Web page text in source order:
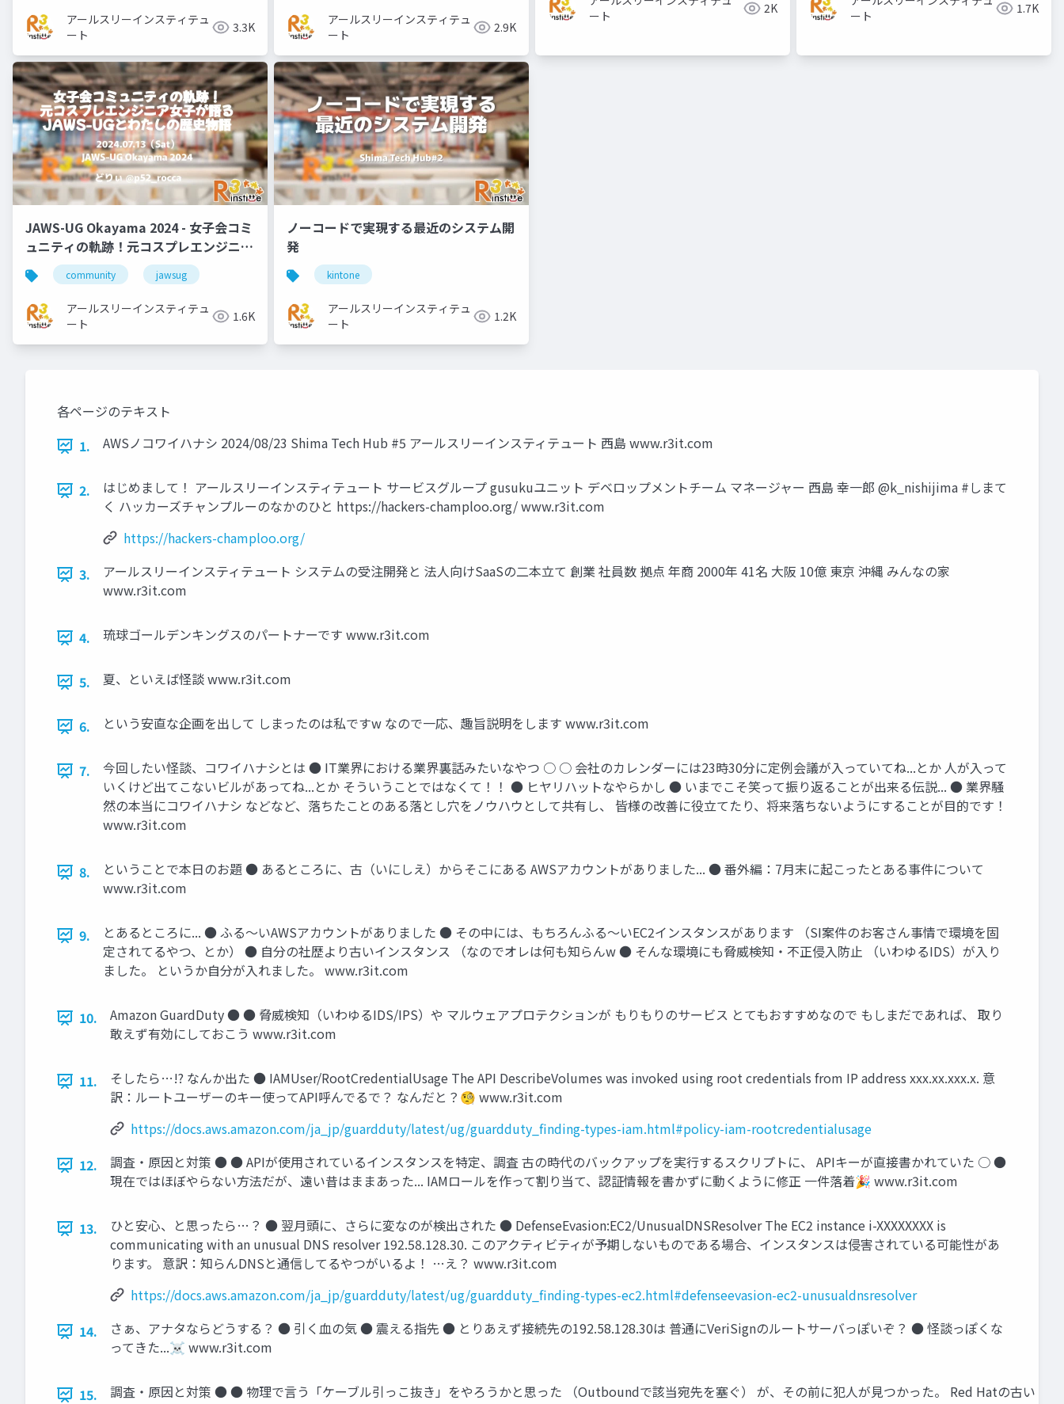
アールスリーインスティテュ
ート
3.3K
アールスリーインスティテュ
ート
2.9K
ート
2K
ート
1.7K
JAWS-UG Okayama 2024 - 女子会コミ
ュニティの軌跡！元コスプレエンジニア
女子が語るJAWS-UGとわたしの歴史物
語
community jawsug
アールスリーインスティテュ
ート
1.6K
ノーコードで実現する最近のシステム開
発
kintone
アールスリーインスティテュ
ート
1.2K
各ページのテキスト
1.
AWSノコワイハナシ 2024/08/23 Shima Tech Hub #5 アールスリーインスティテュート 西島 www.r3it.com
2.
はじめまして！ アールスリーインスティテュート サービスグループ gusukuユニット デベロップメントチーム マネージャー 西島 幸一郎 @k_nishijima #しまて
く ハッカーズチャンプルーのなかのひと https://hackers-champloo.org/ www.r3it.com
https://hackers-champloo.org/
3.
アールスリーインスティテュート システムの受注開発と 法人向けSaaSの二本立て 創業 社員数 拠点 年商 2000年 41名 大阪 10億 東京 沖縄 みんなの家
www.r3it.com
4. 琉球ゴールデンキングスのパートナーです www.r3it.com
5. 夏、といえば怪談 www.r3it.com
6. という安直な企画を出して しまったのは私ですw なので一応、趣旨説明をします www.r3it.com
7.
今回したい怪談、コワイハナシとは ● IT業界における業界裏話みたいなやつ ○ ○ 会社のカレンダーには23時30分に定例会議が入っていてね...とか 人が入って
いくけど出てこないビルがあってね...とか そういうことではなくて！！ ● ヒヤリハットなやらかし ● いまでこそ笑って振り返ることが出来る伝説... ● 業界騒
然の本当にコワイハナシ などなど、落ちたことのある落とし穴をノウハウとして共有し、 皆様の改善に役立てたり、将来落ちないようにすることが目的です！
www.r3it.com
8.
ということで本日のお題 ● あるところに、古（いにしえ）からそこにある AWSアカウントがありました... ● 番外編：7月末に起こったとある事件について
www.r3it.com
9.
とあるところに... ● ふる〜いAWSアカウントがありました ● その中には、もちろんふる〜いEC2インスタンスがあります （SI案件のお客さん事情で環境を固
定されてるやつ、とか） ● 自分の社歴より古いインスタンス （なのでオレは何も知らんw ● そんな環境にも脅威検知・不正侵入防止 （いわゆるIDS）が入り
ました。 というか自分が入れました。 www.r3it.com
10.
Amazon GuardDuty ● ● 脅威検知（いわゆるIDS/IPS）や マルウェアプロテクションが もりもりのサービス とてもおすすめなので もしまだであれば、 取り
敢えず有効にしておこう www.r3it.com
11.
そしたら…!? なんか出た ● IAMUser/RootCredentialUsage The API DescribeVolumes was invoked using root credentials from IP address xxx.xx.xxx.x. 意
訳：ルートユーザーのキー使ってAPI呼んでるで？ なんだと？🧐 www.r3it.com
https://docs.aws.amazon.com/ja_jp/guardduty/latest/ug/guardduty_finding-types-iam.html#policy-iam-rootcredentialusage
12.
調査・原因と対策 ● ● APIが使用されているインスタンスを特定、調査 古の時代のバックアップを実行するスクリプトに、 APIキーが直接書かれていた ○ ●
現在ではほぼやらない方法だが、遠い昔はままあった... IAMロールを作って割り当て、認証情報を書かずに動くように修正 一件落着🎉 www.r3it.com
13.
ひと安心、と思ったら…？ ● 翌月頭に、さらに変なのが検出された ● DefenseEvasion:EC2/UnusualDNSResolver The EC2 instance i-XXXXXXXX is
communicating with an unusual DNS resolver 192.58.128.30. このアクティビティが予期しないものである場合、インスタンスは侵害されている可能性があ
ります。 意訳：知らんDNSと通信してるやつがいるよ！ …え？ www.r3it.com
https://docs.aws.amazon.com/ja_jp/guardduty/latest/ug/guardduty_finding-types-ec2.html#defenseevasion-ec2-unusualdnsresolver
14.
さぁ、アナタならどうする？ ● 引く血の気 ● 震える指先 ● とりあえず接続先の192.58.128.30は 普通にVeriSignのルートサーバっぽいぞ？ ● 怪談っぽくな
ってきた...☠ www.r3it.com
15.
調査・原因と対策 ● ● 物理で言う「ケーブル引っこ抜き」をやろうかと思った （Outboundで該当宛先を塞ぐ） が、その前に犯人が見つかった。 Red Hatの古い